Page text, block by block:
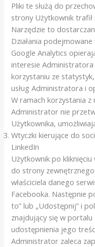
Pliki te służą do
strony Użytkownik
Narzędzie to
Działania
Google Analytics
interesie
korzystaniu ze
usług Administratora i
W ramach korzystania z
Administrator nie
Użytkownika,
Wtyczki kierujące do
LinkedIn
Użytkownik po
do strony
właściciela danego
Facebooka. Następnie
to” lub „Udostępnij” i
znajdujący się w
udostępnienia jego
Administrator zaleca